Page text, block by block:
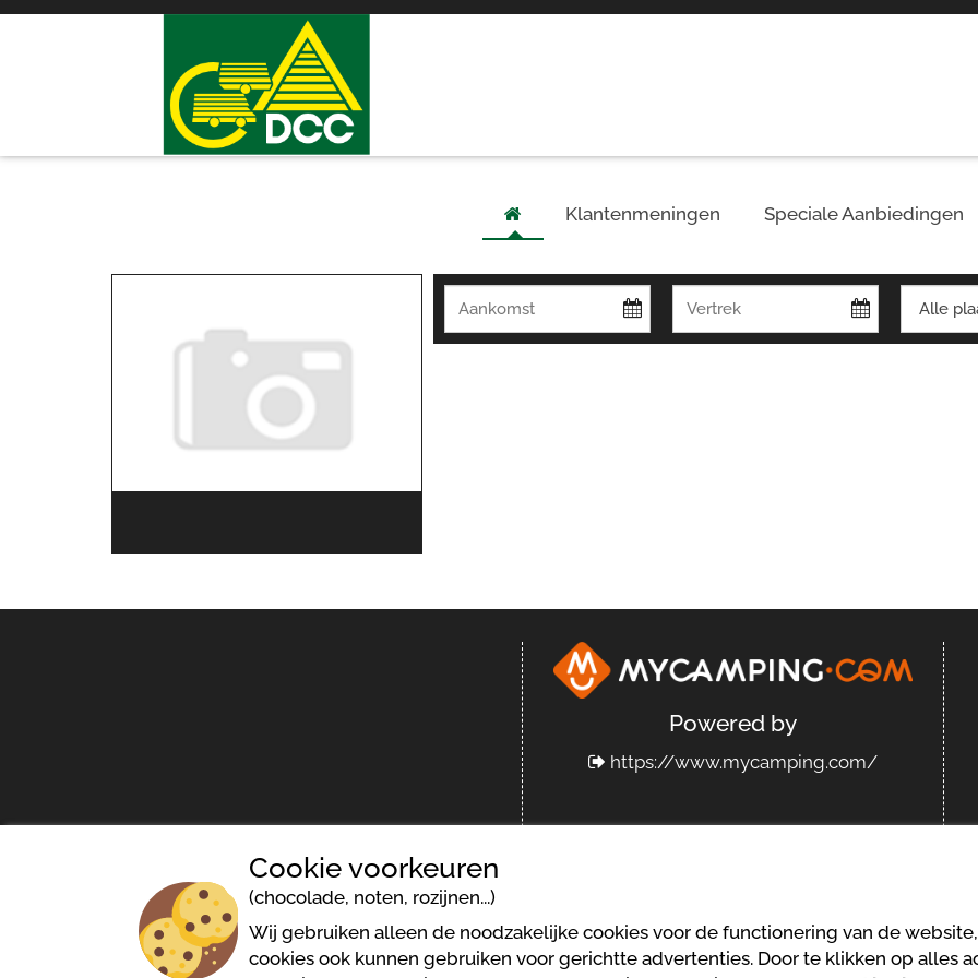
Klantenmeningen Speciale Aanbiedingen
Powered by
https://www.mycamping.com/
Cookiesbeleid Algemene gebruikersvoorwaarden
Cookie voorkeuren
(chocolade, noten, rozijnen...)
Wij gebruiken alleen de noodzakelijke cookies voor de functionering van de
cookies ook kunnen gebruiken voor gerichtte advertenties. Door te klikken op alles